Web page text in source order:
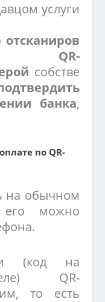
услуги
отсканиров
собстве
банка,
по QR-
на обычном
его можно
(код на
QR-
то есть